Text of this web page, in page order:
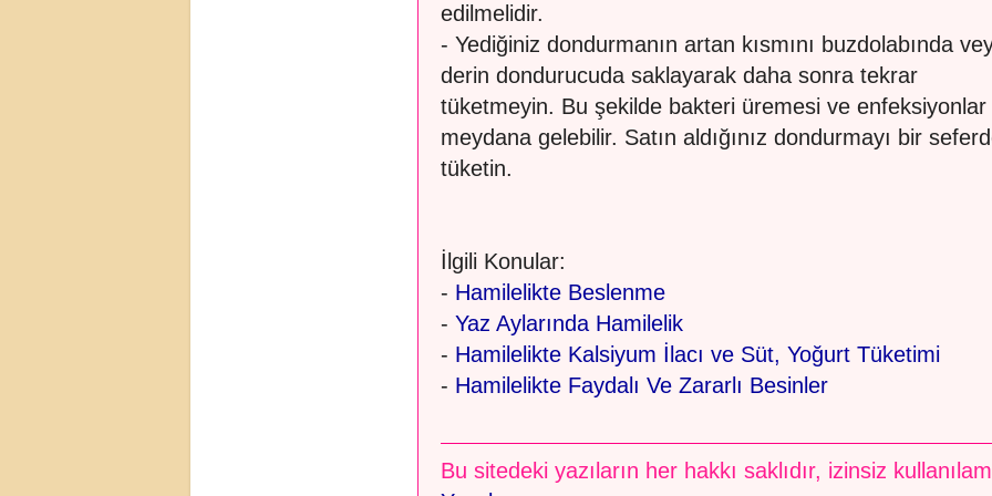
edilmelidir.
- Yediğiniz dondurmanın artan kısmını buzdolabında
derin dondurucuda saklayarak daha sonra tekrar
tüketmeyin. Bu şekilde bakteri üremesi ve enfeksiyonlar
meydana gelebilir. Satın aldığınız dondurmayı bir
tüketin.
İlgili Konular:
- Hamilelikte Beslenme
- Yaz Aylarında Hamilelik
- Hamilelikte Kalsiyum İlacı ve Süt, Yoğurt Tüketimi
- Hamilelikte Faydalı Ve Zararlı Besinler
Bu sitedeki yazıların her hakkı saklıdır, izinsiz